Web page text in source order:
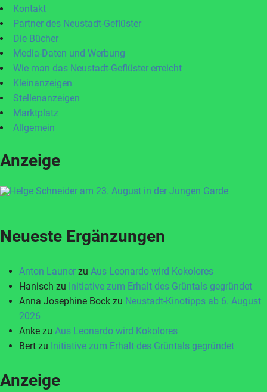
Kontakt
Partner des Neustadt-Geflüster
Die Bücher
Media-Daten und Werbung
Wie man das Neustadt-Geflüster erreicht
Kleinanzeigen
Stellenanzeigen
Marktplatz
Allgemein
Anzeige
Neueste Ergänzungen
Anton Launer zu Aus Leonardo wird Kokolores
Hanisch zu Initiative zum Erhalt des Grüntals gegründet
Anna Josephine Bock zu Neustadt-Kinotipps ab 6. August
2026
Anke zu Aus Leonardo wird Kokolores
Bert zu Initiative zum Erhalt des Grüntals gegründet
Anzeige